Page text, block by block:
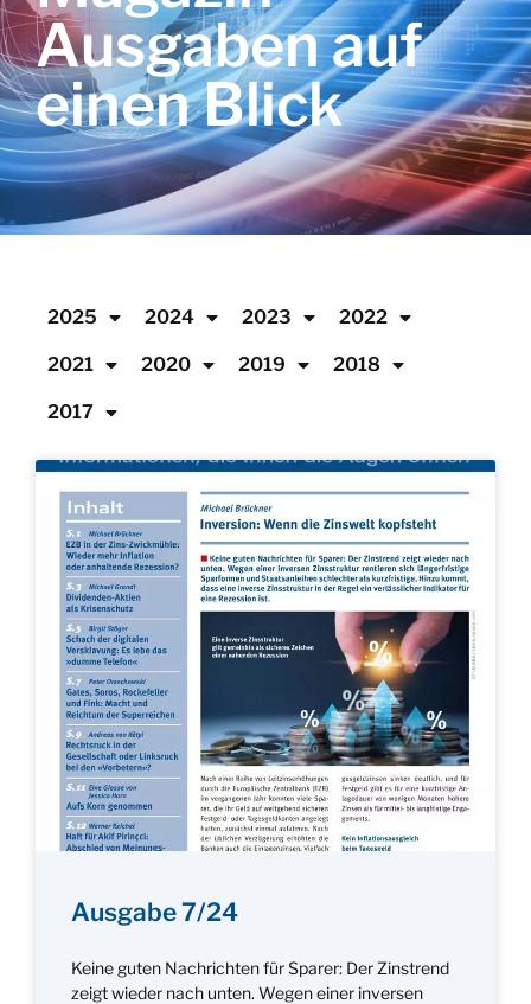
Ausgaben auf
einen Blick
2025 2024 2023 2022
2021 2020 2019 2018
2017
Ausgabe 7/24
Keine guten Nachrichten für Sparer: Der Zinstrend
zeigt wieder nach unten. Wegen einer inversen